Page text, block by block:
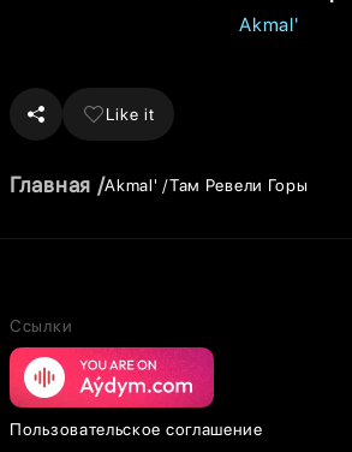
Akmal'
Like it
Главная Akmal' Там Ревели Горы
Ссылки
Пользовательское соглашение